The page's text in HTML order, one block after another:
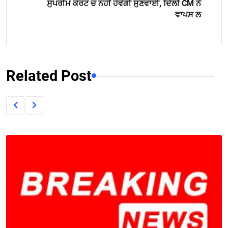
ਸੁਪਰੀਮ ਕੋਰਟ ਚ ਨਹੀਂ ਹੋਵੇਗੀ ਸੁਣਵਾਈ, ਦਿੱਲੀ CM ਨੇ
ਵਾਪਸ ਲ
Related Post